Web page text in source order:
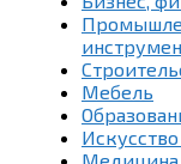
Мебель